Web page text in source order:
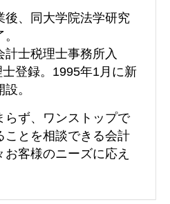
後、同大学院法学研究
計士税理士事務所入
登録。1995年1月に新
。
らず、ワンストップで
ことを相談できる会計
客様のニーズに応え